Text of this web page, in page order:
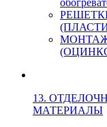
13.
МАТЕРИАЛЫ